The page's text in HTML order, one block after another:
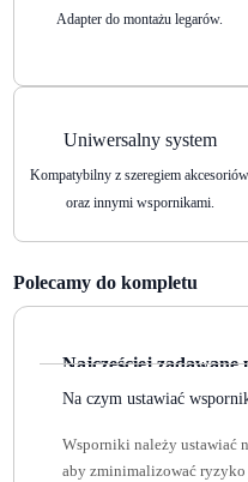
Adapter pozwala na
Adapter do montażu legarów.
Uniwersalny system
Kompatybilny z szeregiem akcesoriów
oraz innymi wspornikami.
Polecamy do kompletu
Najczęściej zadawane
Na czym ustawiać
Wsporniki należy ustawiać
aby zminimalizować